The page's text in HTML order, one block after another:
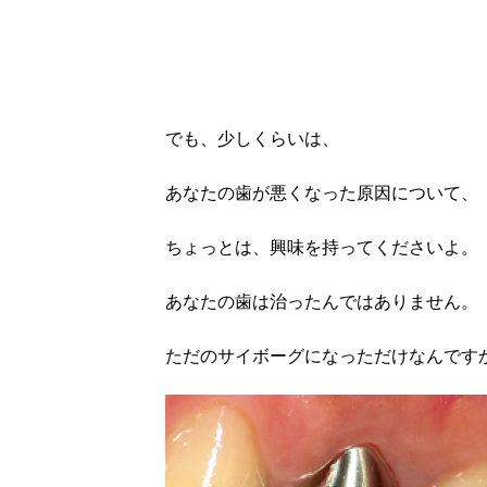
でも、少しくらいは、
あなたの歯が悪くなった原因について、
ちょっとは、興味を持ってくださいよ。
あなたの歯は治ったんではありません。
ただのサイボーグになっただけなんです